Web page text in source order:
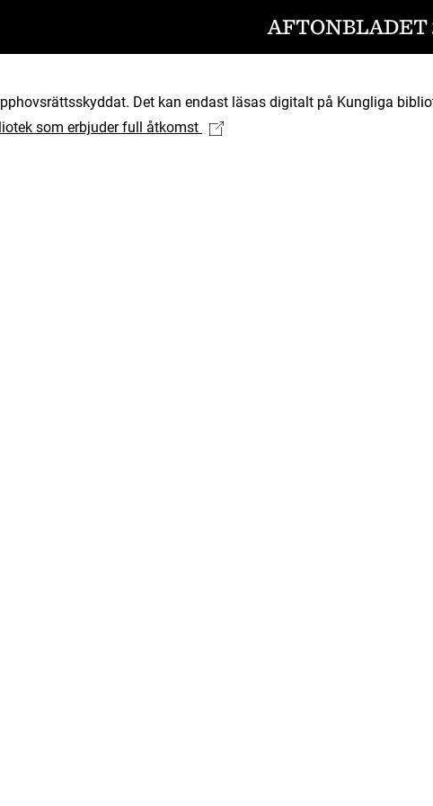
Det kan endast läsas digitalt på Kungliga
som erbjuder full åtkomst